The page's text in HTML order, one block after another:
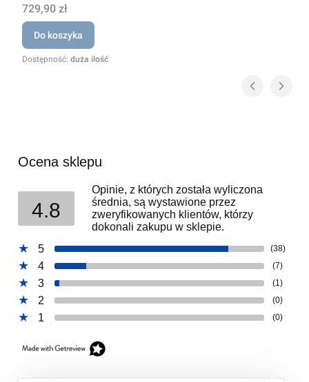
Cena
729,90 zł
Do koszyka
Dostępność: duża ilość
Ocena sklepu
4.8
Opinie, z których została wyliczona
średnia, są wystawione przez
zweryfikowanych klientów, którzy
dokonali zakupu w sklepie.
5
(38)
4 (7)
3 (1)
2 (0)
1 (0)